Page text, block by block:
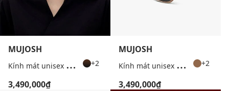
MUJOSH
K
ính mát unisex gọng vuông thời trang +2
3,490,000₫
MUJOSH
K
ính mát unisex gọng vuông thời trang +2
3,490,000₫